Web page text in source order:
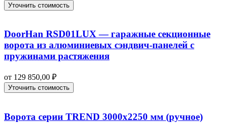
Уточнить стоимость
DoorHan RSD01LUX — гаражные секционные
ворота из алюминиевых сэндвич-панелей с
пружинами растяжения
от 129 850,00 ₽
Уточнить стоимость
Ворота серии TREND 3000х2250 мм (ручное)